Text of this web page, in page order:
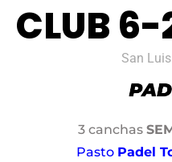
CLUB 6-
San
3 canchas
Pasto Padel